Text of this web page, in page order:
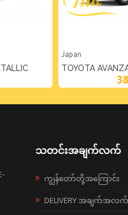
Japan
TOYOTA
သတင်းအချက်လက်
ကျွန်တော်တို့အကြောင်း
DELIVERY အချက်အလက်